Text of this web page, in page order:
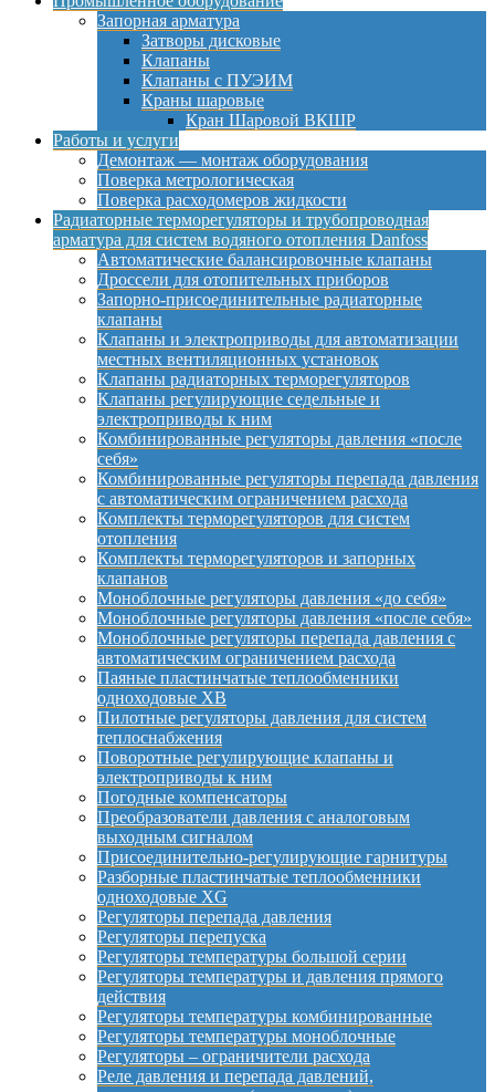
Запорная арматура
Затворы дисковые
Клапаны
Клапаны с ПУЭИМ
Краны шаровые
Кран Шаровой ВКШР
Работы и услуги
Демонтаж — монтаж оборудования
Поверка метрологическая
Поверка расходомеров жидкости
Радиаторные терморегуляторы и трубопроводная
арматура для систем водяного отопления Danfoss
Автоматические балансировочные клапаны
Дроссели для отопительных приборов
Запорно-присоединительные радиаторные
клапаны
Клапаны и электроприводы для автоматизации
местных вентиляционных установок
Клапаны радиаторных терморегуляторов
Клапаны регулирующие седельные и
электроприводы к ним
Комбинированные регуляторы давления «после
себя»
Комбинированные регуляторы перепада давления
с автоматическим ограничением расхода
Комплекты терморегуляторов для систем
отопления
Комплекты терморегуляторов и запорных
клапанов
Моноблочные регуляторы давления «до себя»
Моноблочные регуляторы давления «после себя»
Моноблочные регуляторы перепада давления с
автоматическим ограничением расхода
Паяные пластинчатые теплообменники
одноходовые XB
Пилотные регуляторы давления для систем
теплоснабжения
Поворотные регулирующие клапаны и
электроприводы к ним
Погодные компенсаторы
Преобразователи давления с аналоговым
выходным сигналом
Присоединительно-регулирующие гарнитуры
Разборные пластинчатые теплообменники
одноходовые XG
Регуляторы перепада давления
Регуляторы перепуска
Регуляторы температуры большой серии
Регуляторы температуры и давления прямого
действия
Регуляторы температуры комбинированные
Регуляторы температуры моноблочные
Регуляторы – ограничители расхода
Реле давления и перепада давлений,